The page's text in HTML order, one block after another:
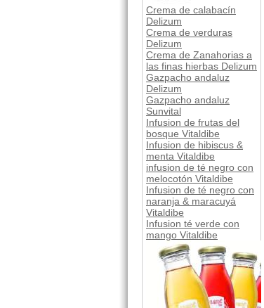
Crema de calabacín
Delizum
Crema de verduras
Delizum
Crema de Zanahorias a
las finas hierbas Delizum
Gazpacho andaluz
Delizum
Gazpacho andaluz
Sunvital
Infusion de frutas del
bosque Vitaldibe
Infusion de hibiscus &
menta Vitaldibe
infusion de té negro con
melocotón Vitaldibe
Infusion de té negro con
naranja & maracuyá
Vitaldibe
Infusion té verde con
mango Vitaldibe